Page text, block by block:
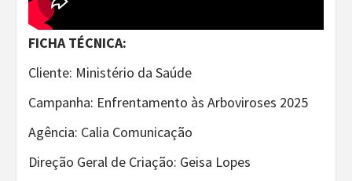
FICHA TÉCNICA:
Cliente: Ministério da Saúde
Campanha: Enfrentamento às Arboviroses 2025
Agência: Calia Comunicação
Direção Geral de Criação: Geisa Lopes